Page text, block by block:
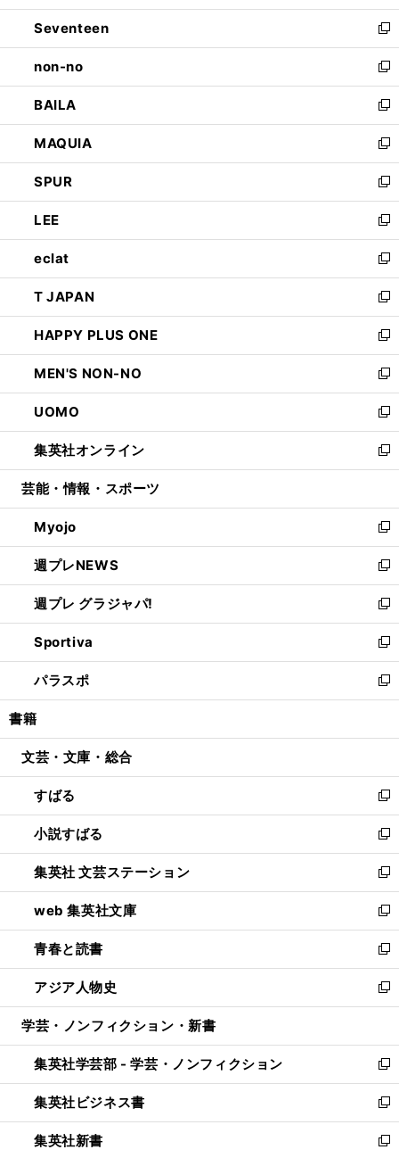
開
く
ウ
で
開
く
ン
ド
ウ
で
開
く
Seventeen
新
し
い
ウ
ィ
ン
ド
ウ
で
開
く
non-no
新
し
い
ウ
ィ
ン
ド
ウ
で
開
く
BAILA
新
し
い
ウ
ィ
ン
ド
ウ
で
開
く
MAQUIA
新
し
い
ウ
ィ
ン
ド
ウ
で
開
く
SPUR
新
し
い
ウ
ィ
ン
ド
ウ
で
開
く
LEE
新
し
い
ウ
ィ
ン
ド
ウ
で
開
く
eclat
新
し
い
ウ
ィ
ン
ド
ウ
で
開
く
T JAPAN
新
し
い
ウ
ィ
ン
ド
ウ
で
開
HAPPY PLUS ONE
新
し
い
ウ
ィ
ン
ド
ウ
開
く
MEN'S NON-NO
新
し
い
ウ
ィ
ン
ウ
で
開
く
UOMO
新
し
い
ウ
ン
ド
ウ
で
開
く
集英社オンライン
新
し
ウ
ィ
ン
ド
ウ
で
開
く
芸能・情報・スポーツ
Myojo
新
し
い
ウ
ィ
ン
ド
ウ
で
開
週プレNEWS
新
し
い
ウ
ィ
ン
ド
ウ
開
週プレ グラジャパ!
新
し
い
ウ
ィ
ン
ウ
開
く
Sportiva
新
し
い
ウ
ン
ウ
で
開
く
パラスポ
新
し
ウ
ン
ド
ウ
で
開
く
書籍
文芸・文庫・総合
すばる
新
し
い
ウ
ィ
ン
ド
ウ
で
開
く
小説すばる
新
し
い
ウ
ィ
ン
ド
ウ
で
開
集英社 文芸ステーション
新
し
い
ウ
ィ
ン
ド
ウ
開
く
web 集英社文庫
新
し
い
ウ
ィ
ン
ウ
で
開
く
青春と読書
新
し
い
ウ
ン
ド
ウ
で
開
く
アジア人物史
新
し
ウ
ィ
ン
ド
ウ
で
学芸・ノンフィクション・新書
集英社学芸部 - 学芸・ノンフィクション
新
し
い
ウ
ィ
集英社ビジネス書
新
し
い
集英社新書
新